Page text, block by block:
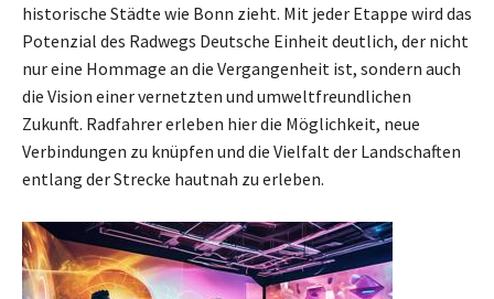
historische Städte wie Bonn zieht. Mit jeder Etappe wird das
Potenzial des Radwegs Deutsche Einheit deutlich, der nicht
nur eine Hommage an die Vergangenheit ist, sondern auch
die Vision einer vernetzten und umweltfreundlichen
Zukunft. Radfahrer erleben hier die Möglichkeit, neue
Verbindungen zu knüpfen und die Vielfalt der Landschaften
entlang der Strecke hautnah zu erleben.